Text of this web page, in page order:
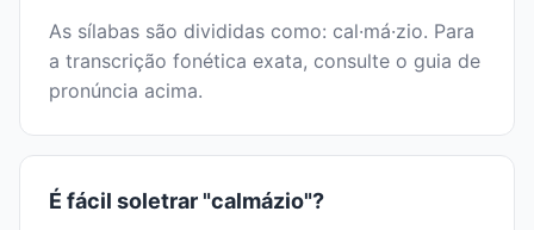
As sílabas são divididas como: cal·má·zio. Para
a transcrição fonética exata, consulte o guia de
pronúncia acima.
É fácil soletrar "calmázio"?